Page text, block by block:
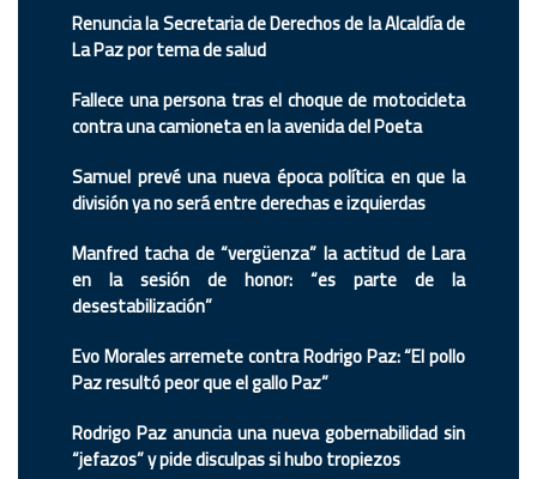
Renuncia la Secretaria de Derechos de la Alcaldía de
La Paz por tema de salud
Fallece una persona tras el choque de motocicleta
contra una camioneta en la avenida del Poeta
Samuel prevé una nueva época política en que la
división ya no será entre derechas e izquierdas
Manfred tacha de “vergüenza” la actitud de Lara
en la sesión de honor: “es parte de la
desestabilización”
Evo Morales arremete contra Rodrigo Paz: “El pollo
Paz resultó peor que el gallo Paz”
Rodrigo Paz anuncia una nueva gobernabilidad sin
“jefazos” y pide disculpas si hubo tropiezos